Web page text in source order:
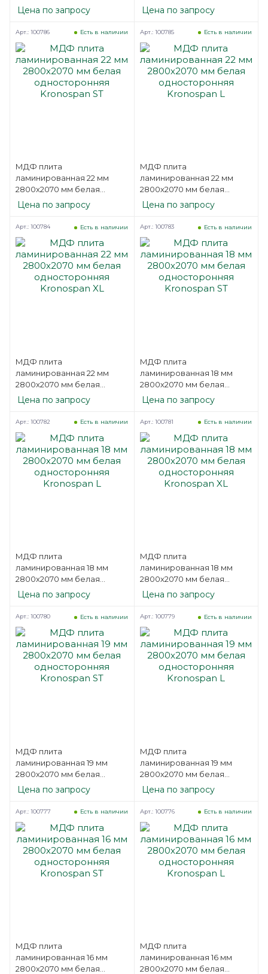
Цена по запросу
односторонняя Kronospan
XL
Цена по запросу
МДФ плита
ламинированная 22 мм
2800х2070 мм белая
односторонняя Kronospan
ST
Есть в наличии
Арт.: 100786
Цена по запросу
МДФ плита
ламинированная 22 мм
2800х2070 мм белая
односторонняя Kronospan
Есть в наличии
Арт.: 100785
Цена по запросу
МДФ плита
ламинированная 22 мм
2800х2070 мм белая
односторонняя Kronospan
XL
Есть в наличии
Арт.: 100784
Цена по запросу
МДФ плита
ламинированная 18 мм
2800х2070 мм белая
односторонняя Kronospan
ST
Есть в наличии
Арт.: 100783
Цена по запросу
МДФ плита
ламинированная 18 мм
2800х2070 мм белая
односторонняя Kronospan
Есть в наличии
Арт.: 100782
Цена по запросу
МДФ плита
ламинированная 18 мм
2800х2070 мм белая
односторонняя Kronospan
XL
Есть в наличии
Арт.: 100781
Цена по запросу
МДФ плита
ламинированная 19 мм
2800х2070 мм белая
односторонняя Kronospan
ST
Есть в наличии
Арт.: 100780
Цена по запросу
МДФ плита
ламинированная 19 мм
2800х2070 мм белая
односторонняя Kronospan
Есть в наличии
Арт.: 100779
Цена по запросу
МДФ плита
ламинированная 16 мм
2800х2070 мм белая
Есть в наличии
Арт.: 100777
МДФ плита
ламинированная 16 мм
2800х2070 мм белая
Есть в наличии
Арт.: 100776